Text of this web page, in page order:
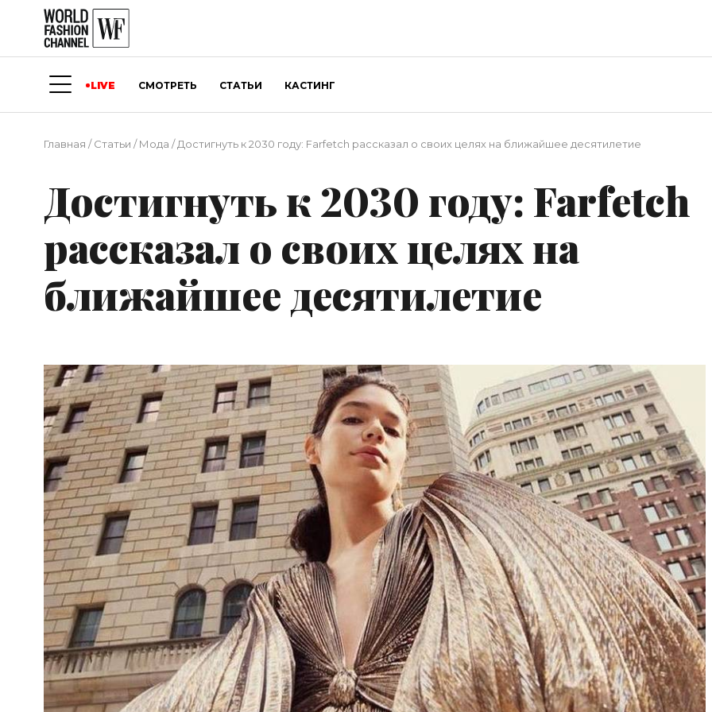
LIVE СМОТРЕТЬ СТАТЬИ КАСТИНГ
Главная /Статьи /Мода /Достигнуть к 2030 году: Farfetch рассказал о своих целях на ближайшее десятилетие
Достигнуть к 2030 году: Farfetch
рассказал о своих целях на
ближайшее десятилетие